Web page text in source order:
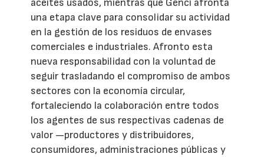
aceites usados, mientras que Genci afronta
una etapa clave para consolidar su actividad
en la gestión de los residuos de envases
comerciales e industriales. Afronto esta
nueva responsabilidad con la voluntad de
seguir trasladando el compromiso de ambos
sectores con la economía circular,
fortaleciendo la colaboración entre todos
los agentes de sus respectivas cadenas de
valor —productores y distribuidores,
consumidores, administraciones públicas y